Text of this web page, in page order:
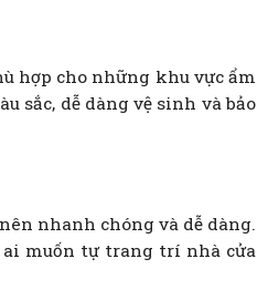
hợp cho những khu vực ẩm
sắc, dễ dàng vệ sinh và bảo
nhanh chóng và dễ dàng.
ai muốn tự trang trí nhà cửa